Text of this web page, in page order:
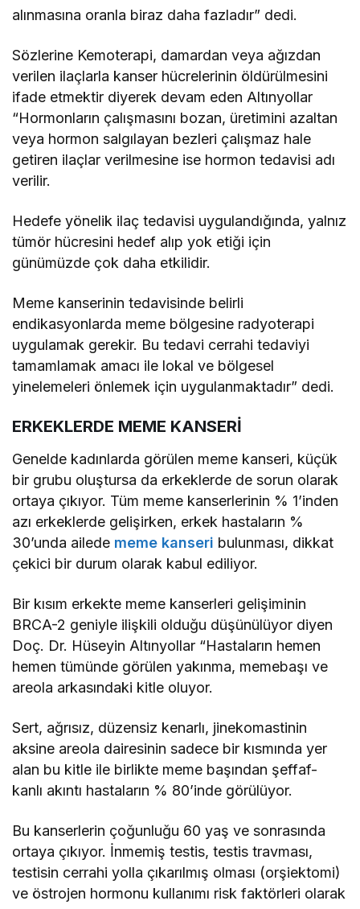
alınmasına oranla biraz daha fazladır” dedi.
Sözlerine Kemoterapi, damardan veya ağızdan
verilen ilaçlarla kanser hücrelerinin öldürülmesini
ifade etmektir diyerek devam eden Altınyollar
“Hormonların çalışmasını bozan, üretimini azaltan
veya hormon salgılayan bezleri çalışmaz hale
getiren ilaçlar verilmesine ise hormon tedavisi adı
verilir.
Hedefe yönelik ilaç tedavisi uygulandığında, yalnız
tümör hücresini hedef alıp yok etiği için
günümüzde çok daha etkilidir.
Meme kanserinin tedavisinde belirli
endikasyonlarda meme bölgesine radyoterapi
uygulamak gerekir. Bu tedavi cerrahi tedaviyi
tamamlamak amacı ile lokal ve bölgesel
yinelemeleri önlemek için uygulanmaktadır” dedi.
ERKEKLERDE MEME KANSERİ
Genelde kadınlarda görülen meme kanseri, küçük
bir grubu oluştursa da erkeklerde de sorun olarak
ortaya çıkıyor. Tüm meme kanserlerinin % 1’inden
azı erkeklerde gelişirken, erkek hastaların %
30’unda ailede meme kanseri bulunması, dikkat
çekici bir durum olarak kabul ediliyor.
Bir kısım erkekte meme kanserleri gelişiminin
BRCA-2 geniyle ilişkili olduğu düşünülüyor diyen
Doç. Dr. Hüseyin Altınyollar “Hastaların hemen
hemen tümünde görülen yakınma, memebaşı ve
areola arkasındaki kitle oluyor.
Sert, ağrısız, düzensiz kenarlı, jinekomastinin
aksine areola dairesinin sadece bir kısmında yer
alan bu kitle ile birlikte meme başından şeffaf-
kanlı akıntı hastaların % 80’inde görülüyor.
Bu kanserlerin çoğunluğu 60 yaş ve sonrasında
ortaya çıkıyor. İnmemiş testis, testis travması,
testisin cerrahi yolla çıkarılmış olması (orşiektomi)
ve östrojen hormonu kullanımı risk faktörleri olarak